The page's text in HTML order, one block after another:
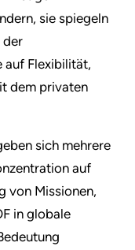
sie spiegeln
der
auf Flexibilität,
dem privaten
sich mehrere
auf
von Missionen,
in globale